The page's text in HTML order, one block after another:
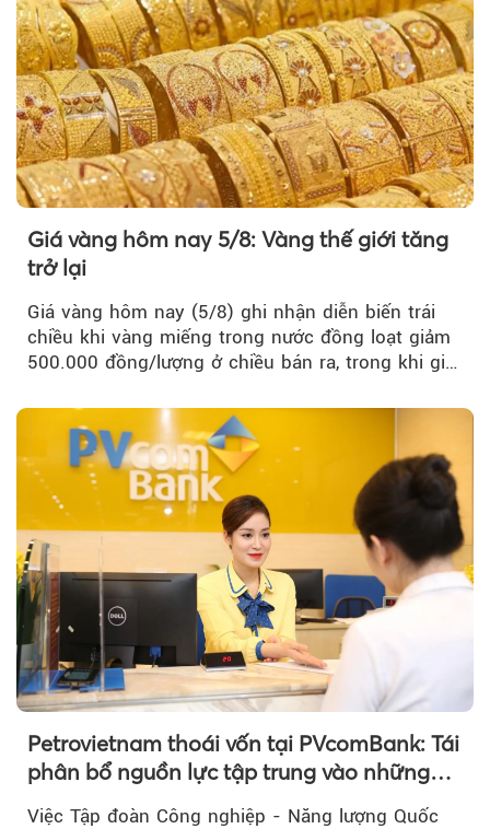
Giá vàng hôm nay 5/8: Vàng thế giới tăng
trở lại
Giá vàng hôm nay (5/8) ghi nhận diễn biến trái
chiều khi vàng miếng trong nước đồng loạt giảm
500.000 đồng/lượng ở chiều bán ra, trong khi giá
thương hiệu.
Petrovietnam thoái vốn tại PVcomBank: Tái
phân bổ nguồn lực tập trung vào những
Việc Tập đoàn Công nghiệp - Năng lượng Quốc